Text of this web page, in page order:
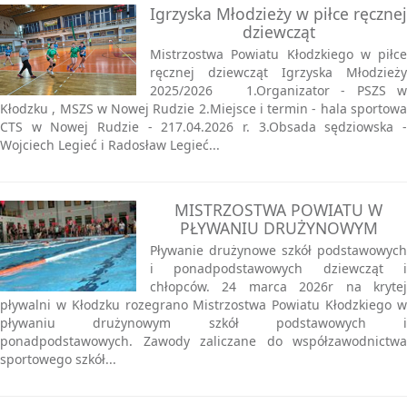
Igrzyska Młodzieży w piłce ręcznej
dziewcząt
Mistrzostwa Powiatu Kłodzkiego w piłce
ręcznej dziewcząt Igrzyska Młodzieży
2025/2026 1.Organizator - PSZS w
Kłodzku , MSZS w Nowej Rudzie 2.Miejsce i termin - hala sportowa
CTS w Nowej Rudzie - 217.04.2026 r. 3.Obsada sędziowska -
Wojciech Legieć i Radosław Legieć...
MISTRZOSTWA POWIATU W
PŁYWANIU DRUŻYNOWYM
Pływanie drużynowe szkół podstawowych
i ponadpodstawowych dziewcząt i
chłopców. 24 marca 2026r na krytej
pływalni w Kłodzku rozegrano Mistrzostwa Powiatu Kłodzkiego w
pływaniu drużynowym szkół podstawowych i
ponadpodstawowych. Zawody zaliczane do współzawodnictwa
sportowego szkół...